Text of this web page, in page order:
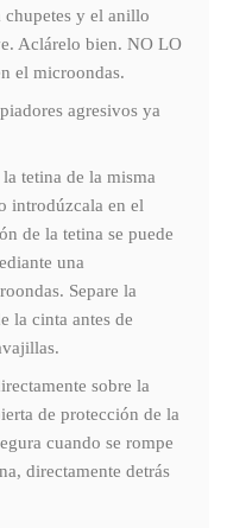
y el anillo
Aclárelo bien. NO LO
el microondas.
agresivos ya
tetina de la misma
introdúzcala en el
de la tetina se puede
una
Separe la
la cinta antes de
sobre la
de protección de la
cuando se rompe
directamente detrás